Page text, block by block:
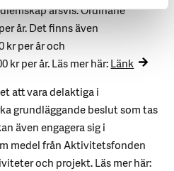
årsvis. Ordinarie
år. Det finns även
kr per år och
kr per år. Läs mer här:Länk
att vara delaktiga i
grundläggande beslut som tas
även engagera sig i
medel från Aktivitetsfonden
och projekt. Läs mer här: